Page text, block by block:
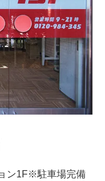
ン1F※駐車場完備